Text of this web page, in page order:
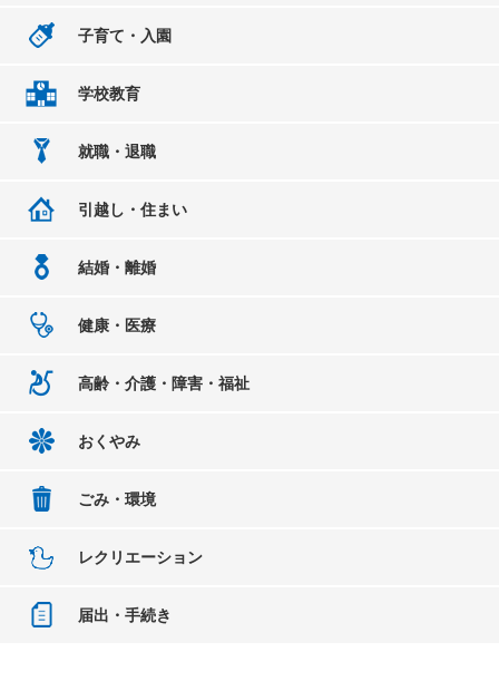
子育て・入園
学校教育
就職・退職
引越し・住まい
結婚・離婚
健康・医療
高齢・介護・障害・福祉
おくやみ
ごみ・環境
レクリエーション
届出・手続き